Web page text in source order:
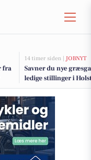
fra
14 timer siden | JOBNYT
Savner du nye
ledige stillinger i